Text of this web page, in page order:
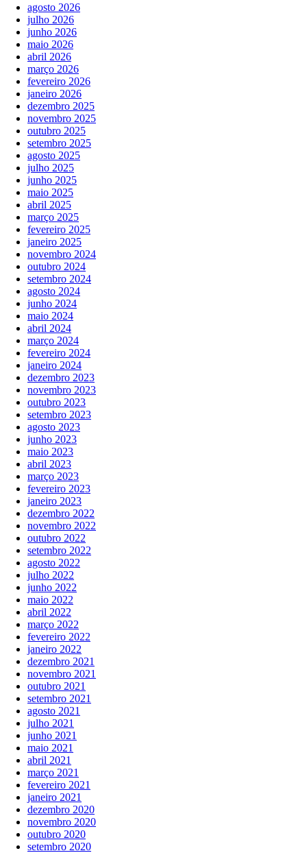
agosto 2026
julho 2026
junho 2026
maio 2026
abril 2026
março 2026
fevereiro 2026
janeiro 2026
dezembro 2025
novembro 2025
outubro 2025
setembro 2025
agosto 2025
julho 2025
junho 2025
maio 2025
abril 2025
março 2025
fevereiro 2025
janeiro 2025
novembro 2024
outubro 2024
setembro 2024
agosto 2024
junho 2024
maio 2024
abril 2024
março 2024
fevereiro 2024
janeiro 2024
dezembro 2023
novembro 2023
outubro 2023
setembro 2023
agosto 2023
junho 2023
maio 2023
abril 2023
março 2023
fevereiro 2023
janeiro 2023
dezembro 2022
novembro 2022
outubro 2022
setembro 2022
agosto 2022
julho 2022
junho 2022
maio 2022
abril 2022
março 2022
fevereiro 2022
janeiro 2022
dezembro 2021
novembro 2021
outubro 2021
setembro 2021
agosto 2021
julho 2021
junho 2021
maio 2021
abril 2021
março 2021
fevereiro 2021
janeiro 2021
dezembro 2020
novembro 2020
outubro 2020
setembro 2020